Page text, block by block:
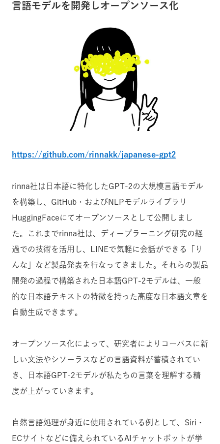
言語モデルを開発しオープンソース化
https://github.com/rinnakk/japanese-gpt2
rinna社は日本語に特化したGPT-2の大規模言語モデル
を構築し、GitHub・およびNLPモデルライブラリ
HuggingFaceにてオープンソースとして公開しまし
た。これまでrinna社は、ディープラーニング研究の経
過での技術を活用し、LINEで気軽に会話ができる「り
んな」など製品発表を行なってきました。それらの製品
開発の過程で構築された日本語GPT-2モデルは、一般
的な日本語テキストの特徴を持った高度な日本語文章を
自動生成できます。
オープンソース化によって、研究者によりコーパスに新
しい文法やシソーラスなどの言語資料が蓄積されてい
き、日本語GPT-2モデルが私たちの言葉を理解する精
度が上がっていきます。
自然言語処理が身近に使用されている例として、Siri・
ECサイトなどに備えられているAIチャットボットが挙